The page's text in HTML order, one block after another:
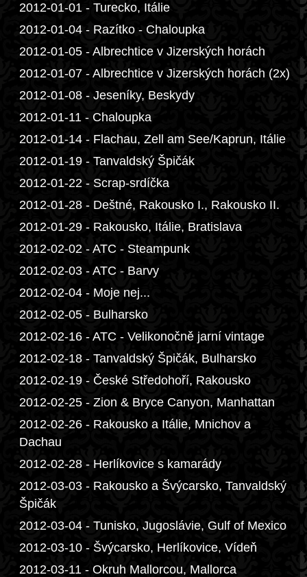
2012-01-01 - Turecko, Itálie
2012-01-04 - Razítko - Chaloupka
2012-01-05 - Albrechtice v Jizerských horách
2012-01-07 - Albrechtice v Jizerských horách (2x)
2012-01-08 - Jeseníky, Beskydy
2012-01-11 - Chaloupka
2012-01-14 - Flachau, Zell am See/Kaprun, Itálie
2012-01-19 - Tanvaldský Špičák
2012-01-22 - Scrap-srdíčka
2012-01-28 - Deštné, Rakousko I., Rakousko II.
2012-01-29 - Rakousko, Itálie, Bratislava
2012-02-02 - ATC - Steampunk
2012-02-03 - ATC - Barvy
2012-02-04 - Moje nej...
2012-02-05 - Bulharsko
2012-02-16 - ATC - Velikonočně jarní vintage
2012-02-18 - Tanvaldský Špičák, Bulharsko
2012-02-19 - České Středohoří, Rakousko
2012-02-25 - Zion & Bryce Canyon, Manhattan
2012-02-26 - Rakousko a Itálie, Mnichov a
Dachau
2012-02-28 - Herlíkovice s kamarády
2012-03-03 - Rakousko a Švýcarsko, Tanvaldský
Špičák
2012-03-04 - Tunisko, Jugoslávie, Gulf of Mexico
2012-03-10 - Švýcarsko, Herlíkovice, Vídeň
2012-03-11 - Okruh Mallorcou, Mallorca